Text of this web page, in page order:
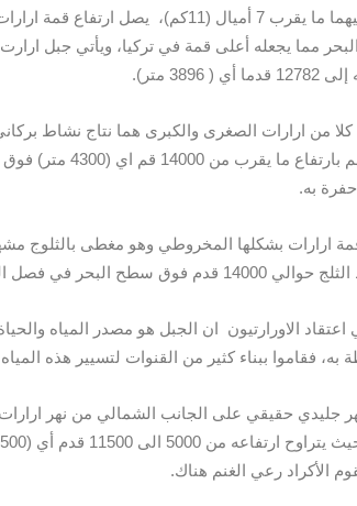
مما يجعله أعلى قمة في تركيا، ويأتي جبل
أي ( 3896 متر).
كلا من ارارات الصغرى والكبرى هما نتاج نشاط
كل منهم
به.
ارارات بشكلها المخروطي وهو مغطى بالثلوج
قدم فوق سطح البحر في فصل الصيف.
الاورارتيون ان الجبل هو مصدر المياه
به، فقاموا ببناء كثير من القنوات لتسيير هذه
جليدي حقيقي على الجانب الشمالي من نهر
الأكراد رعي الغنم هناك.